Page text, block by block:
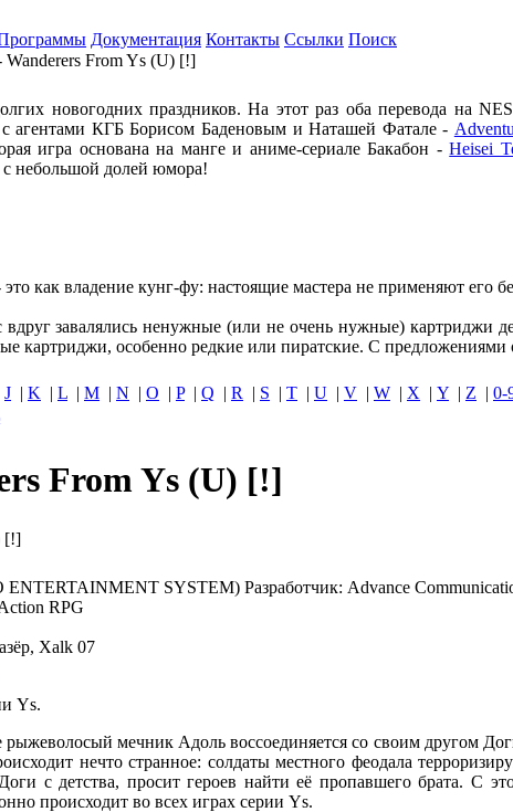
Документация Контакты Ссылки Поиск
From Ys (U) [!]
новогодних праздников. На этот раз оба перевода на
с агентами КГБ Борисом Баденовым и Наташей Фатале -
игра основана на манге и аниме-сериале Бакабон -Heisei
небольшой долей юмора!
как владение кунг-фу: настоящие мастера не применяют его
завалялись ненужные (или не очень нужные) картриджи
картриджи, особенно редкие или пиратские. С предложениями
J | K | L | M | N | O | P| Q | R | S | T | U | V | W | X | Y | Z | 0-
From Ys (U) [!]
ENTERTAINMENT SYSTEM) Разработчик: Advance
RPG
Xalk 07
Ys.
мечник Адоль воссоединяется со своим другом
нечто странное: солдаты местного феодала
с детства, просит героев найти её пропавшего брата.
происходит во всех играх серии Ys.